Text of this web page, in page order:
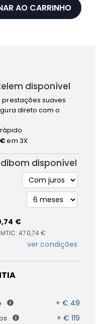
AO CARRINHO
disponível
suaves
direto com o
em 3X
disponível
€
470,74 €
ver condições
+ € 49
+ € 119